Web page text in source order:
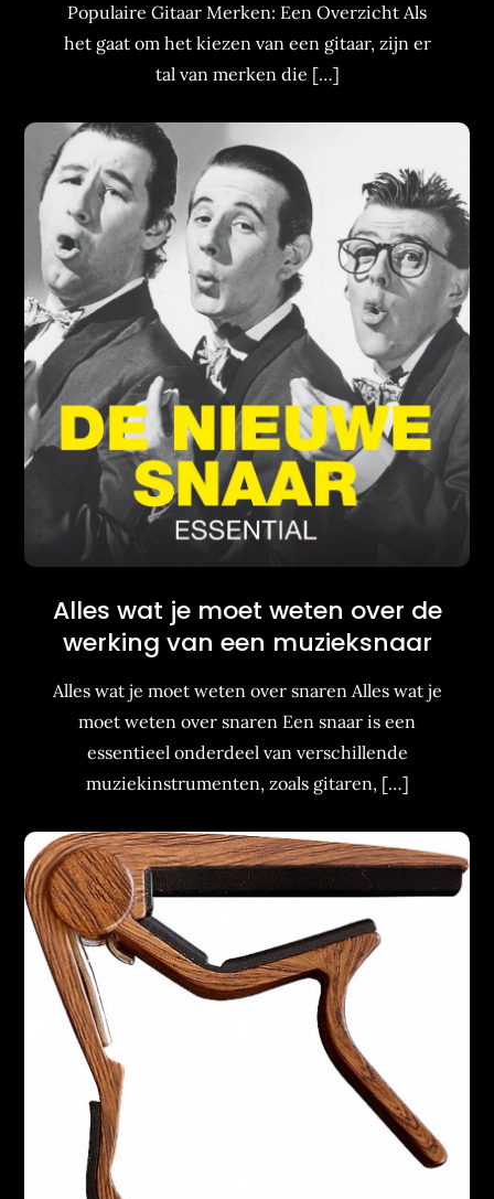
Populaire Gitaar Merken: Een Overzicht Als
het gaat om het kiezen van een gitaar, zijn er
tal van merken die […]
Alles wat je moet weten over de
werking van een muzieksnaar
Alles wat je moet weten over snaren Alles wat je
moet weten over snaren Een snaar is een
essentieel onderdeel van verschillende
muziekinstrumenten, zoals gitaren, […]